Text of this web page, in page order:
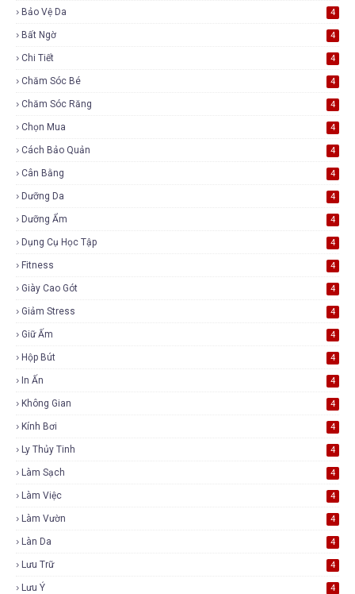
Bảo Vệ Da 4
Bất Ngờ 4
Chi Tiết 4
Chăm Sóc Bé 4
Chăm Sóc Răng 4
Chọn Mua 4
Cách Bảo Quản 4
Cân Bằng 4
Dưỡng Da 4
Dưỡng Ẩm 4
Dụng Cụ Học Tập 4
Fitness 4
Giày Cao Gót 4
Giảm Stress 4
Giữ Ấm 4
Hộp Bút 4
In Ấn 4
Không Gian 4
Kính Bơi 4
Ly Thủy Tinh 4
Làm Sạch 4
Làm Việc 4
Làm Vườn 4
Làn Da 4
Lưu Trữ 4
Lưu Ý 4